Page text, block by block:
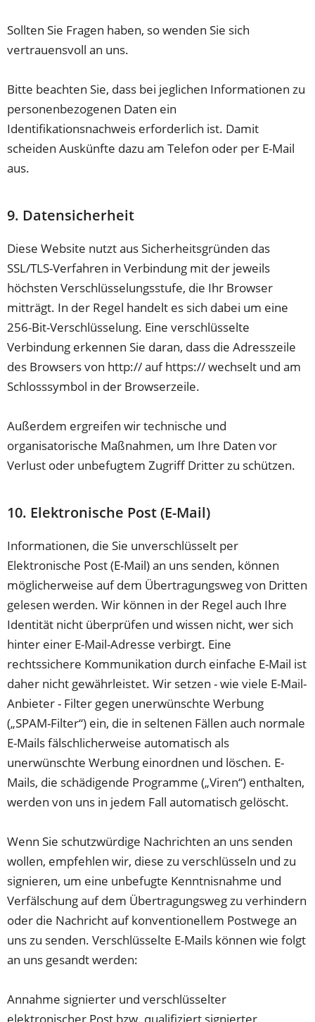
Sollten Sie Fragen haben, so wenden Sie sich
vertrauensvoll an uns.
Bitte beachten Sie, dass bei jeglichen Informationen zu
personenbezogenen Daten ein
Identifikationsnachweis erforderlich ist. Damit
scheiden Auskünfte dazu am Telefon oder per E-Mail
aus.
9. Datensicherheit
Diese Website nutzt aus Sicherheitsgründen das
SSL/TLS-Verfahren in Verbindung mit der jeweils
höchsten Verschlüsselungsstufe, die Ihr Browser
mitträgt. In der Regel handelt es sich dabei um eine
256-Bit-Verschlüsselung. Eine verschlüsselte
Verbindung erkennen Sie daran, dass die Adresszeile
des Browsers von http:// auf https:// wechselt und am
Schlosssymbol in der Browserzeile.
Außerdem ergreifen wir technische und
organisatorische Maßnahmen, um Ihre Daten vor
Verlust oder unbefugtem Zugriff Dritter zu schützen.
10. Elektronische Post (E-Mail)
Informationen, die Sie unverschlüsselt per
Elektronische Post (E-Mail) an uns senden, können
möglicherweise auf dem Übertragungsweg von Dritten
gelesen werden. Wir können in der Regel auch Ihre
Identität nicht überprüfen und wissen nicht, wer sich
hinter einer E-Mail-Adresse verbirgt. Eine
rechtssichere Kommunikation durch einfache E-Mail ist
daher nicht gewährleistet. Wir setzen - wie viele E-Mail-
Anbieter - Filter gegen unerwünschte Werbung
(„SPAM-Filter“) ein, die in seltenen Fällen auch normale
E-Mails fälschlicherweise automatisch als
unerwünschte Werbung einordnen und löschen. E-
Mails, die schädigende Programme („Viren“) enthalten,
werden von uns in jedem Fall automatisch gelöscht.
Wenn Sie schutzwürdige Nachrichten an uns senden
wollen, empfehlen wir, diese zu verschlüsseln und zu
signieren, um eine unbefugte Kenntnisnahme und
Verfälschung auf dem Übertragungsweg zu verhindern
oder die Nachricht auf konventionellem Postwege an
uns zu senden. Verschlüsselte E-Mails können wie folgt
an uns gesandt werden:
Annahme signierter und verschlüsselter